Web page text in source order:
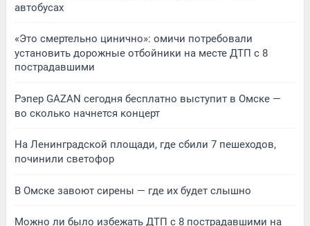
автобусах
«Это смертельно цинично»: омичи потребовали
установить дорожные отбойники на месте ДТП с 8
пострадавшими
Рэпер GAZAN сегодня бесплатно выступит в Омске —
во сколько начнется концерт
На Ленинградской площади, где сбили 7 пешеходов,
починили светофор
В Омске завоют сирены — где их будет слышно
Можно ли было избежать ДТП с 8 пострадавшими на